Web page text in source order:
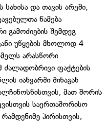
და თავის არეში,
წამება
შემდეგ
უწყების მხოლოდ 4
არასწორი
ძალადობრივი ფაქტების
იანვარში შინაგან
მათ შორის
საერთაშორისო
პირისთვის,